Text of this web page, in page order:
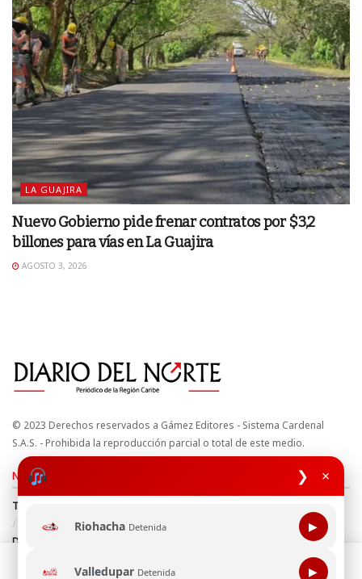
❯ ×
Riohacha Detenida ▶
Valledupar Detenida ▶
LA GUAJIRA
Nuevo Gobierno pide frenar contratos por $3,2
billones para vías en La Guajira
AGOSTO 3, 2026
© 2023 Derechos reservados a Gámez Editores - Sistema Cardenal
S.A.S. - Prohibida la reproducción parcial o total de este medio.
Nuestros sitios
Términos y Condiciones
Política de uso de cookies
Política de Tratamiento de Datos
Directrices Editoriales
Esta página web usa cookie para mejorar tu experiencia de